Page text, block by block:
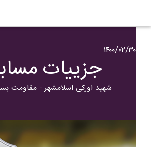
۱۴۰۰/۰۲/۳۰
جزییات
شهید اورکی اسلامشهر - مقاومت